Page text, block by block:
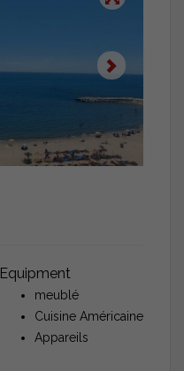
Equipment
meublé
Cuisine Américaine
Appareils